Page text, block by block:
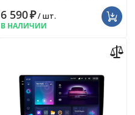
6 590₽/ шт.
В НАЛИЧИИ